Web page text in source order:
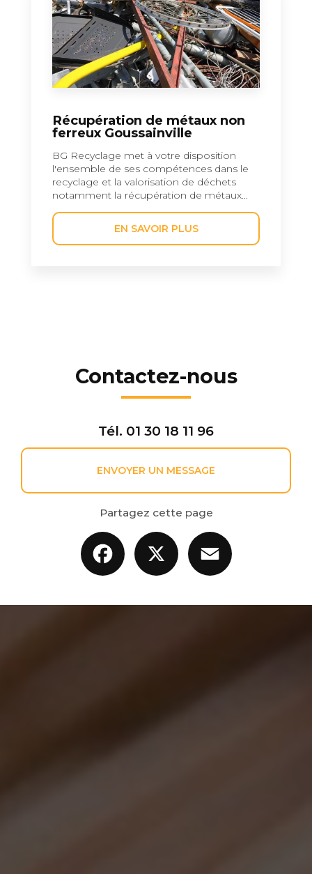
Récupération de métaux non
ferreux Goussainville
BG Recyclage met à votre disposition
l'ensemble de ses compétences dans le
recyclage et la valorisation de déchets
notamment la récupération de métaux...
EN SAVOIR PLUS
Contactez-nous
Tél. 01 30 18 11 96
ENVOYER UN MESSAGE
Partagez cette page
Facebook